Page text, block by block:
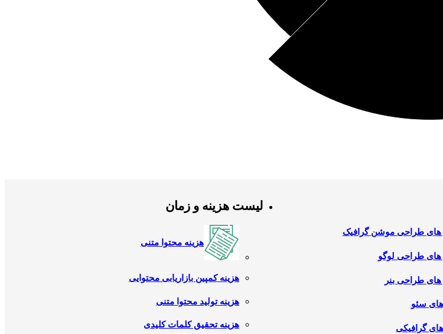
های طراحی موشن گرافیک
های طراحی لوگو
های طراحی بنر
سئو
گرافیکی
لیست هزینه و زمان
هزینه محتوا متنی
هزینه کمپین بازاریابی محتوایی
هزینه تولید محتوا متنی
هزینه تحقیق کلمات کلیدی